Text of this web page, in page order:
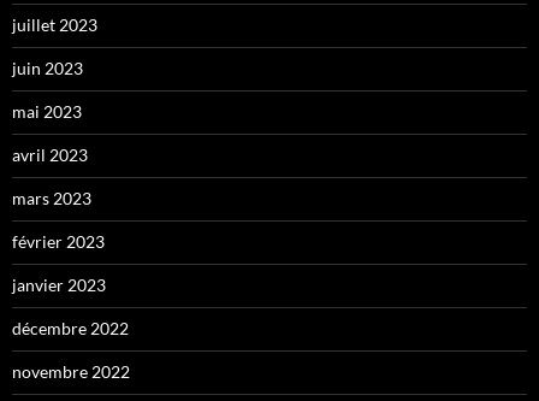
juillet 2023
juin 2023
mai 2023
avril 2023
mars 2023
février 2023
janvier 2023
décembre 2022
novembre 2022